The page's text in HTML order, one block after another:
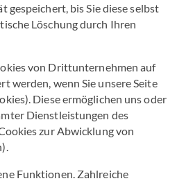
gespeichert, bis Sie diese selbst
Löschung durch Ihren
von Drittunternehmen auf
werden, wenn Sie unsere Seite
Diese ermöglichen uns oder
Dienstleistungen des
zur Abwicklung von
Funktionen. Zahlreiche